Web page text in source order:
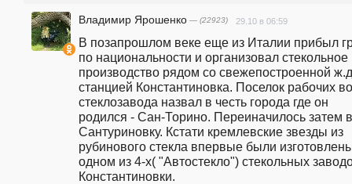
Владимир Ярошенко — (22923) 29.10 в 06:59
В позапрошлом веке еще из Италии прибыл
по национальности и организовал стекольное
производство рядом со свежепостроенной
станцией Константиновка. Поселок рабочих
стеклозавода назвал в честь города где он
родился - Сан-Торино. Переиначилось затем в
Сантуриновку. Кстати кремлевские звезды из
рубинового стекла впервые были
одном из 4-х( "Автостекло") стекольных
Константиновки.